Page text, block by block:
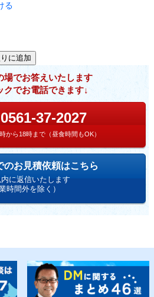
る
場でお答えいたします
クでお電話できます↓
37-2027
ら18時まで（昼食時間もOK）
のお見積依頼はこちら
に返信いたします
時間外を除く）